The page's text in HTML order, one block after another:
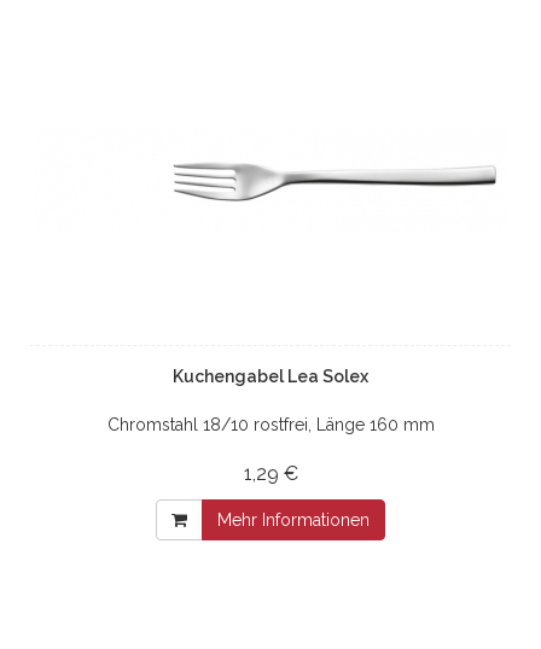
Kuchengabel Lea Solex
Chromstahl 18/10 rostfrei, Länge 160 mm
1,29 €
Mehr Informationen